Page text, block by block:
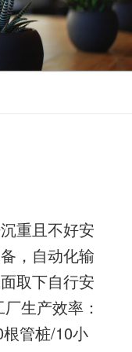
重且不好安
，自动化输
取下自行安
生产效率：
管桩/10小